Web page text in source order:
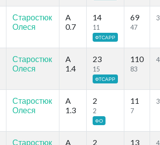
Старостюк
Олеся
A
0.7
14
11
ФТСАРР
69
47
Старостюк
Олеся
A
1.4
23
15
ФТСАРР
110
83
Старостюк
Олеся
A
1.3
2
2
ФО
11
7
Старостюк
A
2 13